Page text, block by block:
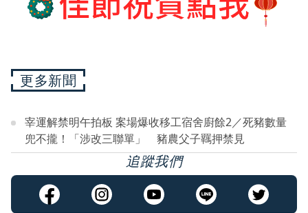
更多新聞
宰運解禁明午拍板 案場爆收移工宿舍廚餘2／死豬數量
兜不攏！「涉改三聯單」 豬農父子羈押禁見
追蹤我們